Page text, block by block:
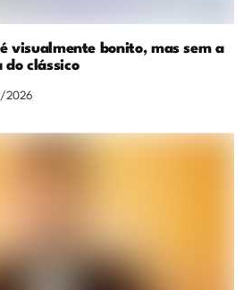
é visualmente bonito, mas sem a
clássico
2026